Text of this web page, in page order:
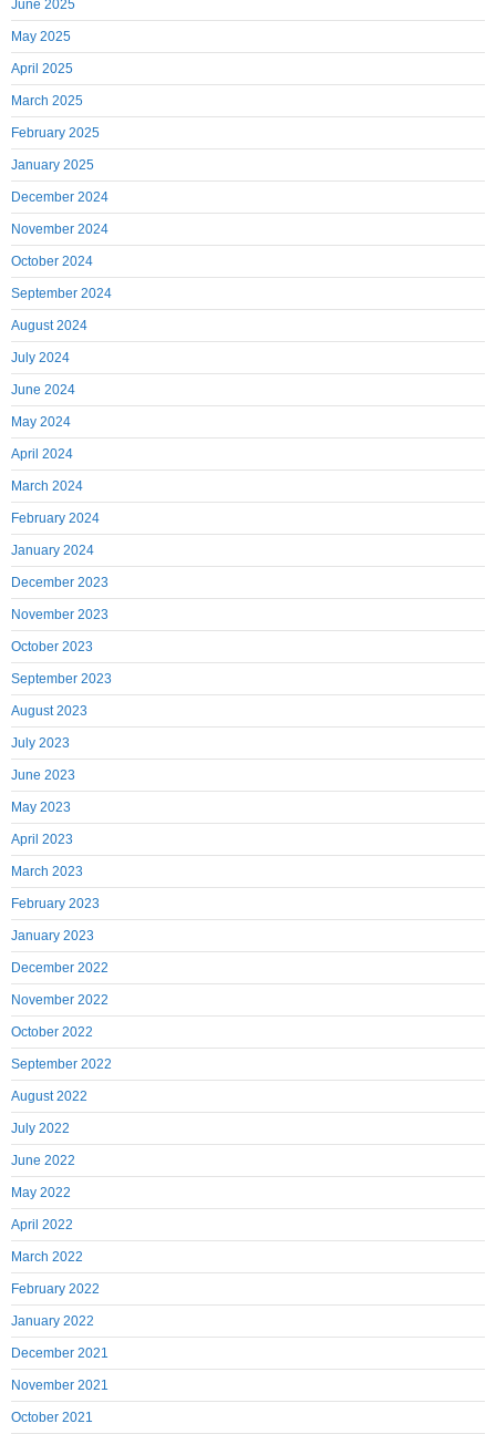
June 2025
May 2025
April 2025
March 2025
February 2025
January 2025
December 2024
November 2024
October 2024
September 2024
August 2024
July 2024
June 2024
May 2024
April 2024
March 2024
February 2024
January 2024
December 2023
November 2023
October 2023
September 2023
August 2023
July 2023
June 2023
May 2023
April 2023
March 2023
February 2023
January 2023
December 2022
November 2022
October 2022
September 2022
August 2022
July 2022
June 2022
May 2022
April 2022
March 2022
February 2022
January 2022
December 2021
November 2021
October 2021